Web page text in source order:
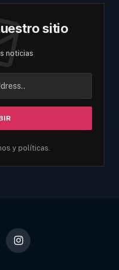
sitio
noticias
y políticas.
Instagram